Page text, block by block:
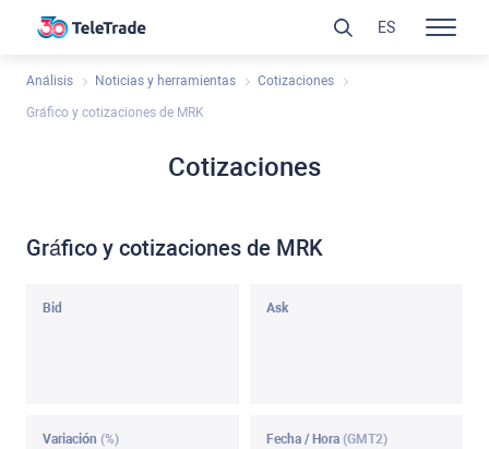
Análisis Noticias y herramientas Cotizaciones
Gráfico y cotizaciones de MRK
Cotizaciones
Gráfico y cotizaciones de MRK
Bid Ask
Variación (%) Fecha / Hora (GMT2)
ES